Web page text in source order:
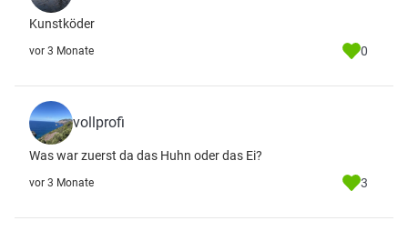
Kunstköder
vor 3 Monate 0
vollprofi
Was war zuerst da das Huhn oder das Ei?
vor 3 Monate 3